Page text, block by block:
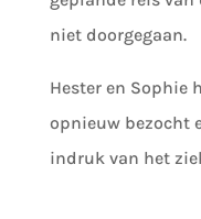
niet doorgegaan.
Hester en Sophie
opnieuw bezocht
indruk van het